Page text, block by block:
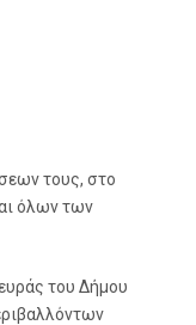
τους, στο
όλων των
του Δήμου